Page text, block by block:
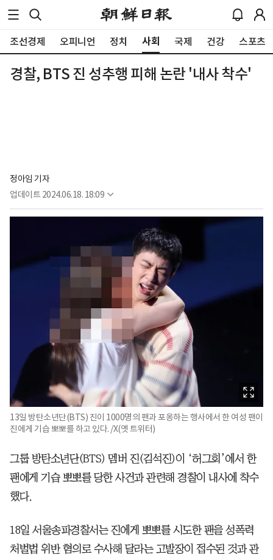
조선경제 오피니언 정치 사회 국제 건강 스포츠
경찰, BTS 진 성추행 피해 논란 '내사 착수'
정아임 기자
업데이트 2024.06.18. 18:09
13일 방탄소년단(BTS) 진이 1000명의 팬과 포옹하는 행사에서 한 여성 팬이
진에게 기습 뽀뽀를 하고 있다. /X(옛 트위터)
그룹 방탄소년단(BTS) 멤버 진(김석진)이 ‘허그회’에서 한
팬에게 기습 뽀뽀를 당한 사건과 관련해 경찰이 내사에 착수
했다.
18일 서울송파경찰서는 진에게 뽀뽀를 시도한 팬을 성폭력
처벌법 위반 혐의로 수사해 달라는 고발장이 접수된 것과 관